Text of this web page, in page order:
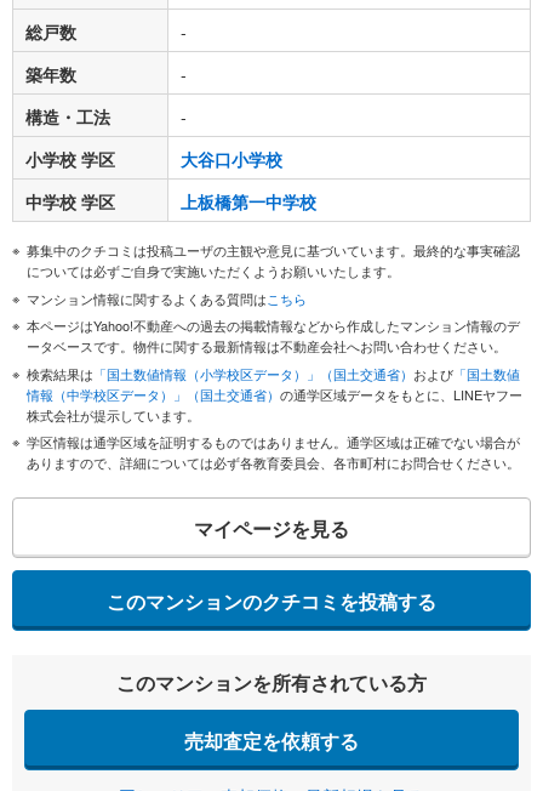
総戸数
-
築年数
-
構造・工法
-
小学校 学区
大谷口小学校
中学校 学区
上板橋第一中学校
募集中のクチコミは投稿ユーザの主観や意見に基づいています。最終的な事実確認
については必ずご自身で実施いただくようお願いいたします。
マンション情報に関するよくある質問はこちら
本ページはYahoo!不動産への過去の掲載情報などから作成したマンション情報のデ
ータベースです。物件に関する最新情報は不動産会社へお問い合わせください。
検索結果は 「国土数値情報（小学校区データ）」（国土交通省） および 「国土数値
情報（中学校区データ）」（国土交通省） の通学区域データをもとに、LINEヤフー
株式会社が提示しています。
学区情報は通学区域を証明するものではありません。通学区域は正確でない場合が
ありますので、詳細については必ず各教育委員会、各市町村にお問合せください。
マイページを見る
このマンションのクチコミを投稿する
このマンションを所有されている方
売却査定を依頼する